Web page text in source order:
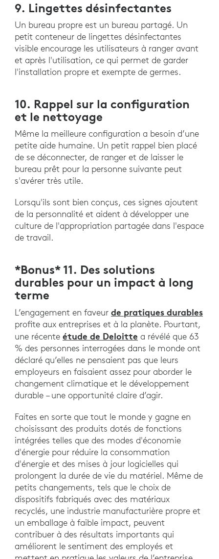
9. Lingettes désinfectantes
Un bureau propre est un bureau partagé. Un
petit conteneur de lingettes désinfectantes
visible encourage les utilisateurs à ranger avant
et après l'utilisation, ce qui permet de garder
l'installation propre et exempte de germes.
10. Rappel sur la configuration
et le nettoyage
Même la meilleure configuration a besoin d’une
petite aide humaine. Un petit rappel bien placé
de se déconnecter, de ranger et de laisser le
bureau prêt pour la personne suivante peut
s'avérer très utile.
Lorsqu'ils sont bien conçus, ces signes ajoutent
de la personnalité et aident à développer une
culture de l'appropriation partagée dans l'espace
de travail.
*Bonus* 11. Des solutions
durables pour un impact à long
terme
L’engagement en faveur de pratiques durables
profite aux entreprises et à la planète. Pourtant,
une récente étude de Deloitte a révélé que 63
% des personnes interrogées dans le monde ont
déclaré qu’elles ne pensaient pas que leurs
employeurs en faisaient assez pour aborder le
changement climatique et le développement
durable – une opportunité claire d’agir.
Faites en sorte que tout le monde y gagne en
choisissant des produits dotés de fonctions
intégrées telles que des modes d'économie
d'énergie pour réduire la consommation
d'énergie et des mises à jour logicielles qui
prolongent la durée de vie du matériel. Même de
petits changements, tels que le choix de
dispositifs fabriqués avec des matériaux
recyclés, une industrie manufacturière propre et
un emballage à faible impact, peuvent
contribuer à des résultats importants qui
améliorent le sentiment des employés et